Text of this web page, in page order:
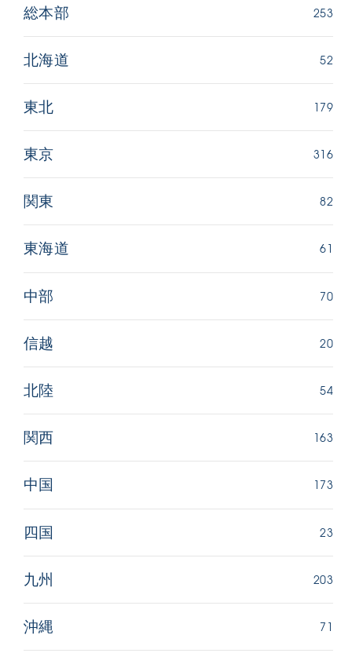
総本部 253
北海道 52
東北 179
東京 316
関東 82
東海道 61
中部 70
信越 20
北陸 54
関西 163
中国 173
四国 23
九州 203
沖縄 71